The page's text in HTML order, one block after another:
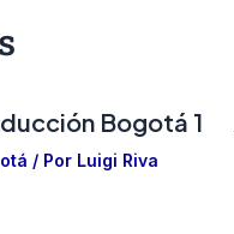
Bogotá 1
/ Por Luigi Riva